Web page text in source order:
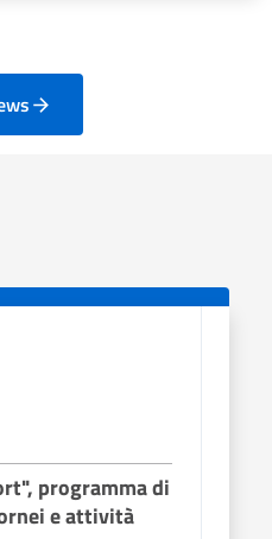
programma di
e attività